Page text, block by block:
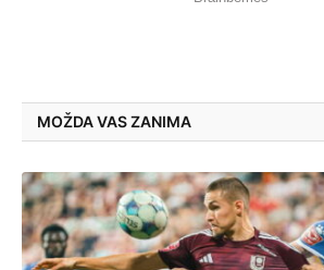
MOŽDA VAS ZANIMA